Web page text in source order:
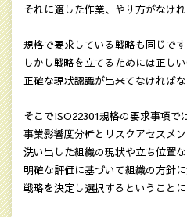
それに適した作業、やり方がなけ
規格で要求している戦略も同じで
しかし戦略を立てるためには正し
正確な現状認識が出来てなければ
そこでISO22301規格の要求事項で
事業影響度分析とリスクアセスメ
洗い出した組織の現状や立ち位置
明確な評価に基づいて組織の方針
戦略を決定し選択するということ